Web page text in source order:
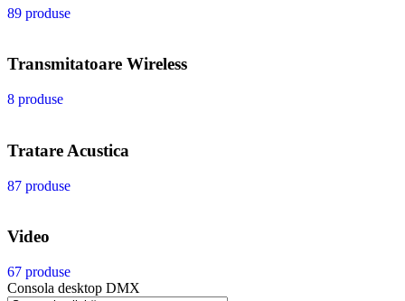
89 produse
Transmitatoare Wireless
8 produse
Tratare Acustica
87 produse
Video
67 produse
Consola desktop DMX